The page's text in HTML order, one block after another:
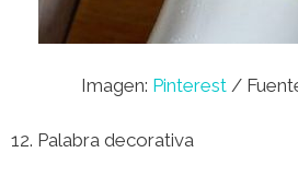
Imagen: Pinterest/
12. Palabra decorativa